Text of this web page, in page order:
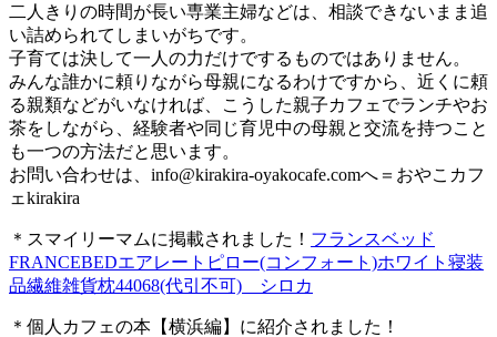
二人きりの時間が長い専業主婦などは、相談できないまま追
い詰められてしまいがちです。
子育ては決して一人の力だけでするものではありません。
みんな誰かに頼りながら母親になるわけですから、近くに頼
る親類などがいなければ、こうした親子カフェでランチやお
茶をしながら、経験者や同じ育児中の母親と交流を持つこと
も一つの方法だと思います。
お問い合わせは、 info@kirakira-oyakocafe.comへ＝おやこカフ
ェkirakira
＊スマイリーマムに掲載されました！ フランスベッド
FRANCEBEDエアレートピロー(コンフォート)ホワイト寝装
品繊維雑貨枕44068(代引不可) シロカ
＊個人カフェの本【横浜編】に紹介されました！